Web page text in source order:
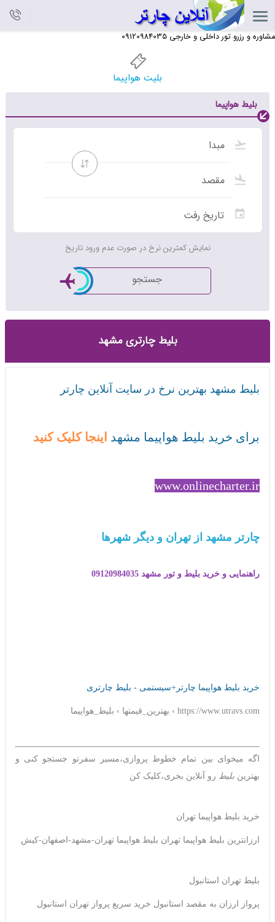
مشاوره و رزرو تور داخلی و خارجی 09120984035
بلیت هواپیما
بلیط هواپیما
نمایش کمترین نرخ در صورت عدم ورود تاریخ
جستجو
بلیط چارتری مشهد
بلیط مشهد بهترین نرخ در سایت آنلاین چارتر
برای خرید بلیط هواپیما مشهد اینجا کلیک کنید
www.onlinecharter.ir
چارتر مشهد از تهران و دیگر شهرها
راهنمایی و خرید بلیط و تور مشهد 09120984035
خرید بلیط هواپیما چارتر+سیستمی - بلیط چارتری
https://www.utravs.com › بهترین_قیمتها › بلیط_هواپیما
اگه میخوای بین تمام خطوط پروازی،مسیر سفرتو جستجو کنی و
بهترین بلیط رو آنلاین بخری،کلیک کن
خرید بلیط هواپیما تهران
ارزانترین بلیط هواپیما تهران بلیط هواپیما تهران-مشهد-اصفهان-کیش
بلیط تهران استانبول
پرواز ارزان به مقصد استانبول خرید سریع پرواز تهران استانبول